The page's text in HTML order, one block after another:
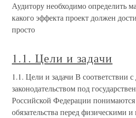
Аудитору необходимо определить
какого эффекта проект должен
просто
1.1. Цели и задачи
1.1. Цели и задачи В соответствии
законодательством под
Российской Федерации
обязательства перед физическими